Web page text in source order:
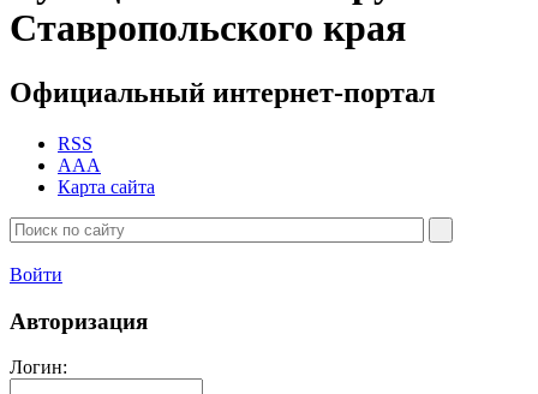
Ставропольского края
Официальный интернет-портал
RSS
AAA
Карта сайта
Войти
Авторизация
Логин: